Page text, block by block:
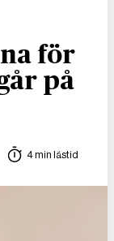
för
på
4 min lästid